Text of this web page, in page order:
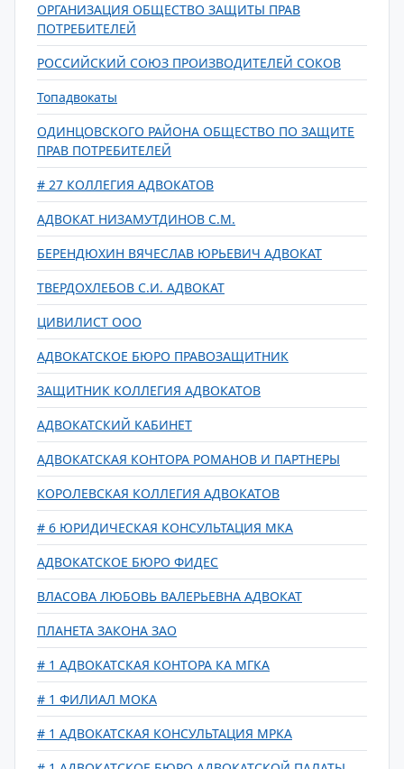
ОРГАНИЗАЦИЯ ОБЩЕСТВО ЗАЩИТЫ ПРАВ
ПОТРЕБИТЕЛЕЙ
РОССИЙСКИЙ СОЮЗ ПРОИЗВОДИТЕЛЕЙ СОКОВ
Топадвокаты
ОДИНЦОВСКОГО РАЙОНА ОБЩЕСТВО ПО ЗАЩИТЕ
ПРАВ ПОТРЕБИТЕЛЕЙ
# 27 КОЛЛЕГИЯ АДВОКАТОВ
АДВОКАТ НИЗАМУТДИНОВ С.М.
БЕРЕНДЮХИН ВЯЧЕСЛАВ ЮРЬЕВИЧ АДВОКАТ
ТВЕРДОХЛЕБОВ С.И. АДВОКАТ
ЦИВИЛИСТ ООО
АДВОКАТСКОЕ БЮРО ПРАВОЗАЩИТНИК
ЗАЩИТНИК КОЛЛЕГИЯ АДВОКАТОВ
АДВОКАТСКИЙ КАБИНЕТ
АДВОКАТСКАЯ КОНТОРА РОМАНОВ И ПАРТНЕРЫ
КОРОЛЕВСКАЯ КОЛЛЕГИЯ АДВОКАТОВ
# 6 ЮРИДИЧЕСКАЯ КОНСУЛЬТАЦИЯ МКА
АДВОКАТСКОЕ БЮРО ФИДЕС
ВЛАСОВА ЛЮБОВЬ ВАЛЕРЬЕВНА АДВОКАТ
ПЛАНЕТА ЗАКОНА ЗАО
# 1 АДВОКАТСКАЯ КОНТОРА КА МГКА
# 1 ФИЛИАЛ МОКА
# 1 АДВОКАТСКАЯ КОНСУЛЬТАЦИЯ МРКА